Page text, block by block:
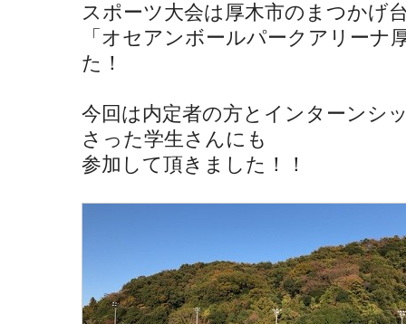
スポーツ大会は厚木市のまつかげ
「オセアンボールパークアリーナ
た！
今回は内定者の方とインターンシ
さった学生さんにも
参加して頂きました！！